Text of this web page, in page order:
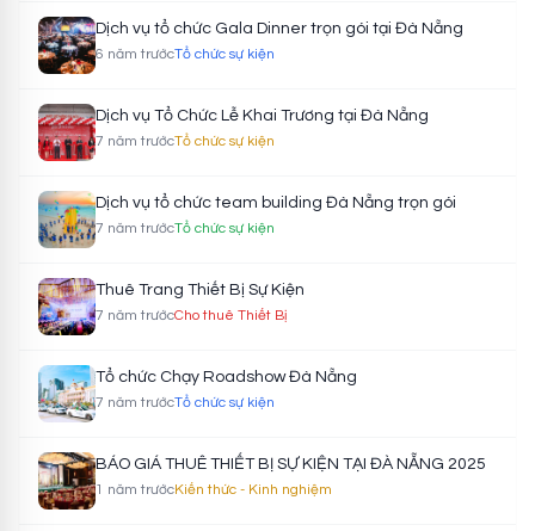
Dịch vụ tổ chức Gala Dinner trọn gói tại Đà Nẵng
6 năm trướcTổ chức sự kiện
Dịch vụ Tổ Chức Lễ Khai Trương tại Đà Nẵng
7 năm trướcTổ chức sự kiện
Dịch vụ tổ chức team building Đà Nẵng trọn gói
7 năm trướcTổ chức sự kiện
Thuê Trang Thiết Bị Sự Kiện
7 năm trướcCho thuê Thiết Bị
Tổ chức Chạy Roadshow Đà Nẵng
7 năm trướcTổ chức sự kiện
BÁO GIÁ THUÊ THIẾT BỊ SỰ KIỆN TẠI ĐÀ NẴNG 2025
1 năm trướcKiến thức - Kinh nghiệm